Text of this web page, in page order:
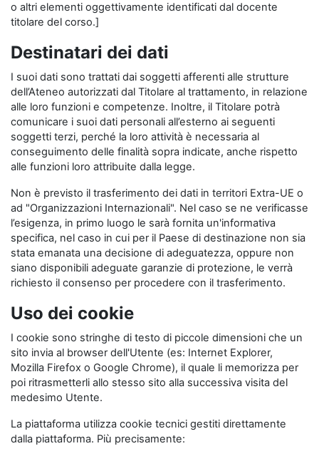
o altri elementi oggettivamente identificati dal docente
titolare del corso.]
Destinatari dei dati
I suoi dati sono trattati dai soggetti afferenti alle strutture
dell’Ateneo autorizzati dal Titolare al trattamento, in relazione
alle loro funzioni e competenze. Inoltre, il Titolare potrà
comunicare i suoi dati personali all’esterno ai seguenti
soggetti terzi, perché la loro attività è necessaria al
conseguimento delle finalità sopra indicate, anche rispetto
alle funzioni loro attribuite dalla legge.
Non è previsto il trasferimento dei dati in territori Extra-UE o
ad "Organizzazioni Internazionali". Nel caso se ne verificasse
l’esigenza, in primo luogo le sarà fornita un'informativa
specifica, nel caso in cui per il Paese di destinazione non sia
stata emanata una decisione di adeguatezza, oppure non
siano disponibili adeguate garanzie di protezione, le verrà
richiesto il consenso per procedere con il trasferimento.
Uso dei cookie
I cookie sono stringhe di testo di piccole dimensioni che un
sito invia al browser dell'Utente (es: Internet Explorer,
Mozilla Firefox o Google Chrome), il quale li memorizza per
poi ritrasmetterli allo stesso sito alla successiva visita del
medesimo Utente.
La piattaforma utilizza cookie tecnici gestiti direttamente
dalla piattaforma. Più precisamente: